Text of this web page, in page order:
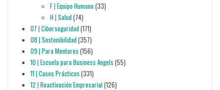
F | Equipo Humano(33)
H | Salud(74)
07 | Ciberseguridad(171)
08 | Sostenibilidad(357)
09 | Para Mentores (156)
10 | Escuela para Business Angels (55)
11 | Casos Prácticos (331)
12 | Reactivación Empresarial(126)